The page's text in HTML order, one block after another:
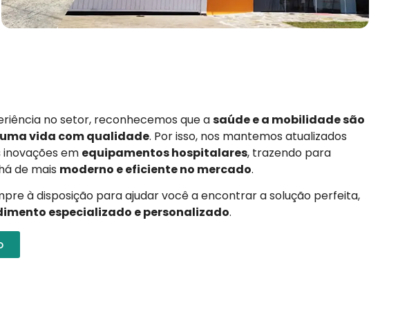
no setor, reconhecemos que asaúde e a mobilidade são
vida com qualidade. Por isso, nos mantemos atualizados
em equipamentos hospitalares, trazendo para
de mais moderno e eficiente no mercado.
à disposição para ajudar você a encontrar a solução perfeita,
especializado e personalizado.